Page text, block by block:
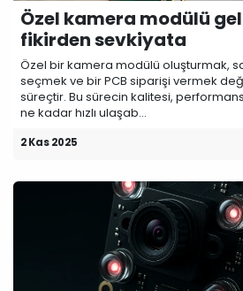
Özel kamera modülü
fikirden sevkiyata
Özel bir kamera modülü oluşturmak,
seçmek ve bir PCB siparişi vermek
süreçtir. Bu sürecin kalitesi,
ne kadar hızlı ulaşab...
2 Kas 2025